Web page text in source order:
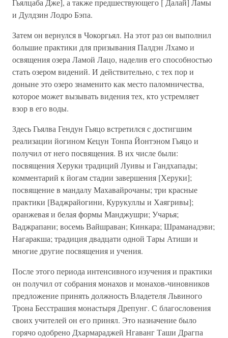
Гьялцаба Дже], а также предшествующего [ Далай] Ламы
и Дулдзин Лодро Бэпа.
Затем он вернулся в Чокоргьял. На этот раз он выполнил
большие практики для призывания Палдэн Лхамо и
освящения озера Ламой Лацо, наделив его способностью
стать озером видений. И действительно, с тех пор и
доныне это озеро знаменито как место паломничества,
которое может вызывать видения тех, кто устремляет
взор в его воды.
Здесь Гьялва Гендун Гьяцо встретился с достигшим
реализации йогином Кецун Тонпа Йонтэном Гьяцо и
получил от него посвящения. В их числе были:
посвящения Херуки традиций Луивы и Гандхапады;
комментарий к йогам стадии завершения [Херуки];
посвящение в мандалу Махавайрочаны; три красные
практики [Ваджрайогини, Курукуллы и Хаягривы];
оранжевая и белая формы Манджушри; Учарья;
Ваджрапани; восемь Вайшраван; Кинкара; Шраманадэви;
Нагаракша; традиция двадцати одной Тары Атиши и
многие другие посвящения и учения.
После этого периода интенсивного изучения и практики
он получил от собрания монахов и монахов-чиновников
предложение принять должность Владетеля Львиного
Трона Бесстрашия монастыря Дрепунг. С благословения
своих учителей он его принял. Это назначение было
горячо одобрено Дхармараджей Нгаванг Таши Драгпа